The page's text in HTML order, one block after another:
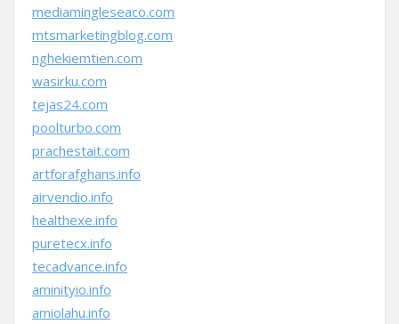
mediamingleseaco.com
mtsmarketingblog.com
nghekiemtien.com
wasirku.com
tejas24.com
poolturbo.com
prachestait.com
artforafghans.info
airvendio.info
healthexe.info
puretecx.info
tecadvance.info
aminityio.info
amiolahu.info